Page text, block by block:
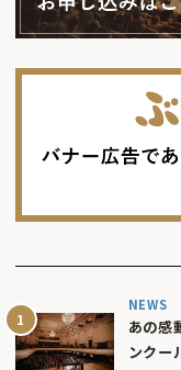
NEWS
あの感
ンクー